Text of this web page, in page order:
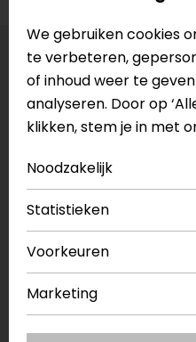
Maat:Universeel
Vestiging Apeldoorn
Vestiging Breda
Vestiging Capelle a/d
Vestiging Eindhoven
Vestiging Vianen
We gebruiken cookies
te verbeteren,
of inhoud weer te
analyseren. Door op
klikken, stem je in met
Noodzakelijk
Statistieken
Voorkeuren
Marketing